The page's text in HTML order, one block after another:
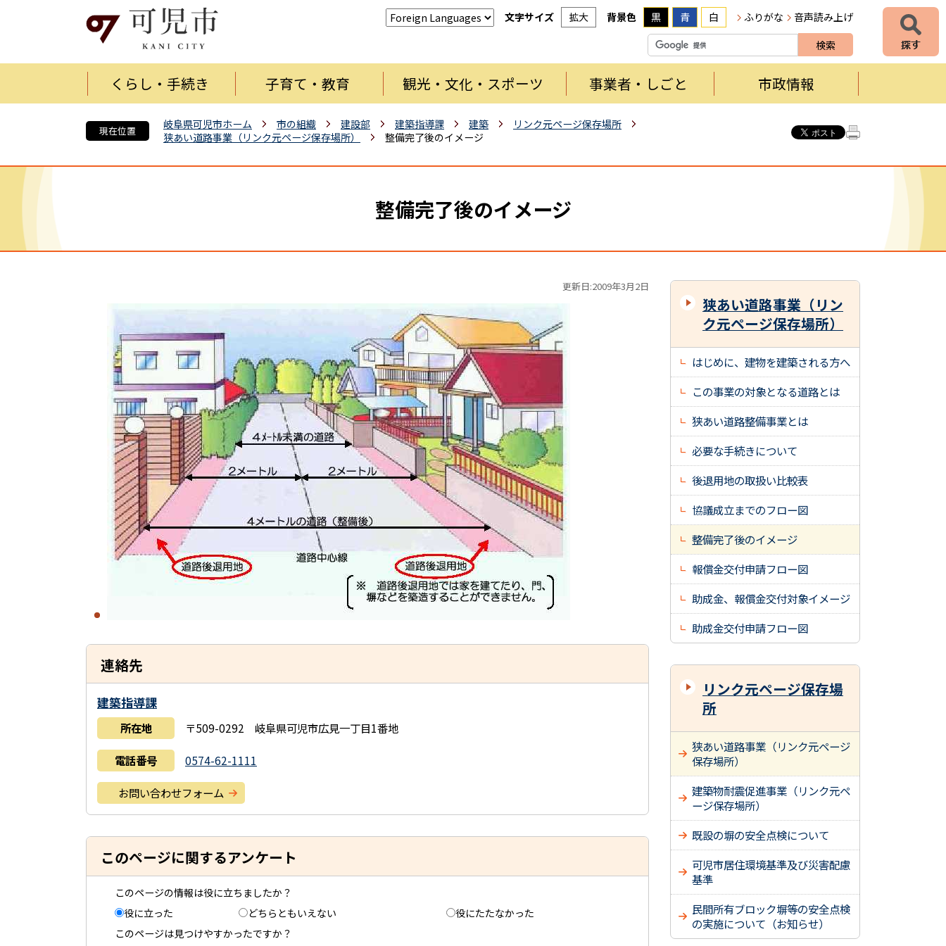
文字サイズ 拡大 背景色 黒 青 白 ふりがな 音声読み上げ
くらし・手続き 子育て・教育 観光・文化・スポーツ 事業者・しごと 市政情報
現在位置 岐阜県可児市ホーム 市の組織 建設部 建築指導課 建築
リンク元ページ保存場所
狭あい道路事業（リンク元ページ保存場所）
整備完了後のイメージ
整備完了後のイメージ
更新日:2009年3月2日
連絡先
建築指導課
所在地 〒509-0292 岐阜県可児市広見一丁目1番地
電話番号 0574-62-1111
お問い合わせフォーム
このページに関するアンケート
このページの情報は役に立ちましたか？
役に立った
どちらともいえない
役にたたなかった
このページは見つけやすかったですか？
狭あい道路事業（リン
ク元ページ保存場所）
はじめに、建物を建築される方へ
この事業の対象となる道路とは
狭あい道路整備事業とは
必要な手続きについて
後退用地の取扱い比較表
協議成立までのフロー図
整備完了後のイメージ
報償金交付申請フロー図
助成金、報償金交付対象イメージ
助成金交付申請フロー図
リンク元ページ保存場
所
狭あい道路事業（リンク元ページ
保存場所）
建築物耐震促進事業（リンク元ペ
ージ保存場所）
既設の塀の安全点検について
可児市居住環境基準及び災害配慮
基準
民間所有ブロック塀等の安全点検
の実施について（お知らせ）